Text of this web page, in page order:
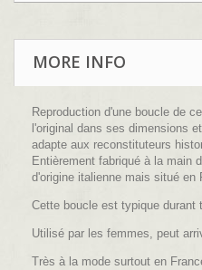
MORE INFO
Reproduction d'une boucle de
l'original dans ses dimensions
adapte aux reconstituteurs
Entièrement fabriqué à la main
d'origine italienne mais situé en
Cette boucle est typique durant
Utilisé par les femmes, peut
Très à la mode surtout en